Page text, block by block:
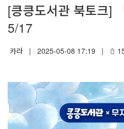
[킁킁도서관 북토크]
5/17
카라 | 2025-05-08 17:19 |